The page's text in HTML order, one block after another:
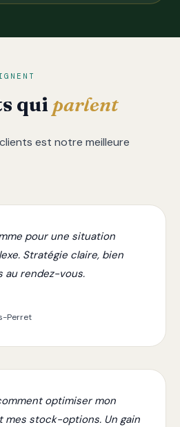
qui parlent
est notre meilleure
pour une situation
Stratégie claire, bien
au rendez-vous.
Perret
optimiser mon
mes stock-options. Un gain